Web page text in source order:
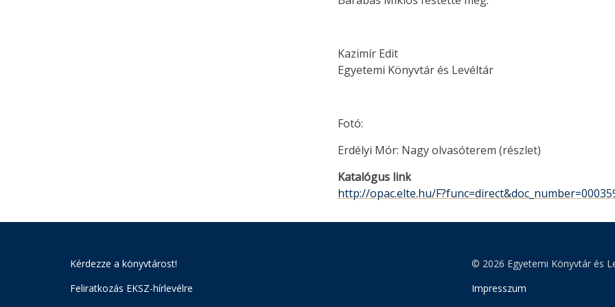
Kazimír Edit
Egyetemi Könyvtár és Levéltár
Fotó:
Erdélyi Mór: Nagy olvasóterem (részlet)
Katalógus link
http://opac.elte.hu/
Kérdezze a könyvtárost!
Feliratkozás EKSZ-hírlevélre
© 2026 Egyetemi Könyvtár és
Impresszum